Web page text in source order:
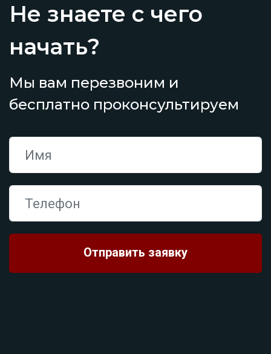
Не знаете с чего
начать?
Мы вам перезвоним и
бесплатно проконсультируем